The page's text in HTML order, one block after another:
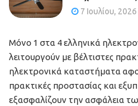
7 Ιουλίου, 2026
Μόνο 1 στα 4 ελληνικά
λειτουργούν με βέλτιστες
ηλεκτρονικά καταστήματα
πρακτικές προστασίας και
εξασφαλίζουν την ασφάλεια